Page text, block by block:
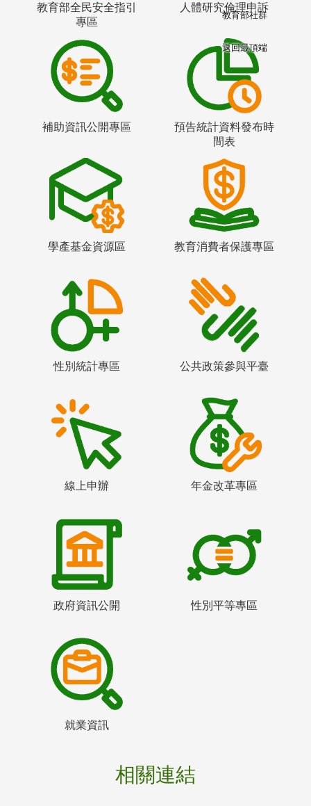
教育部全民安全指引
專區
人體研究倫理申訴
補助資訊公開專區
預告統計資料發布時
間表
學產基金資源區 教育消費者保護專區
性別統計專區 公共政策參與平臺
線上申辦 年金改革專區
政府資訊公開 性別平等專區
就業資訊
相關連結
教育部社群
返回最頂端